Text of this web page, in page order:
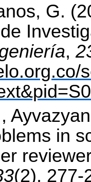
G.
,
in
(2), 277-